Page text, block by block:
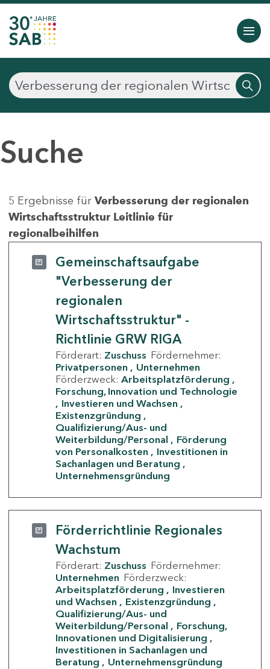
Suche
5 Ergebnisse für Verbesserung der regionalen
Wirtschaftsstruktur Leitlinie für
regionalbeihilfen
Gemeinschaftsaufgabe
"Verbesserung der
regionalen
Wirtschaftsstruktur" -
Richtlinie GRW RIGA
Förderart: Zuschuss Fördernehmer:
Privatpersonen
Unternehmen
Förderzweck: Arbeitsplatzförderung
Forschung, Innovation und Technologie
Investieren und Wachsen
Existenzgründung
Qualifizierung/Aus- und
Weiterbildung/Personal
Förderung
von Personalkosten
Investitionen in
Sachanlagen und Beratung
Unternehmensgründung
Förderrichtlinie Regionales
Wachstum
Förderart: Zuschuss Fördernehmer:
Unternehmen Förderzweck:
Arbeitsplatzförderung
Investieren
und Wachsen
Existenzgründung
Qualifizierung/Aus- und
Weiterbildung/Personal
Forschung,
Innovationen und Digitalisierung
Investitionen in Sachanlagen und
Beratung
Unternehmensgründung